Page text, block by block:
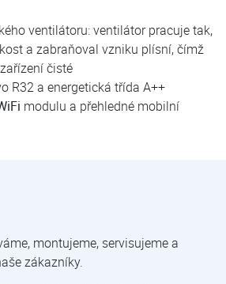
ventilátoru: ventilátor pracuje tak,
a zabraňoval vzniku plísní, čímž
čisté
R32 a energetická třída A++
modulu a přehledné mobilní
montujeme, servisujeme a
zákazníky.